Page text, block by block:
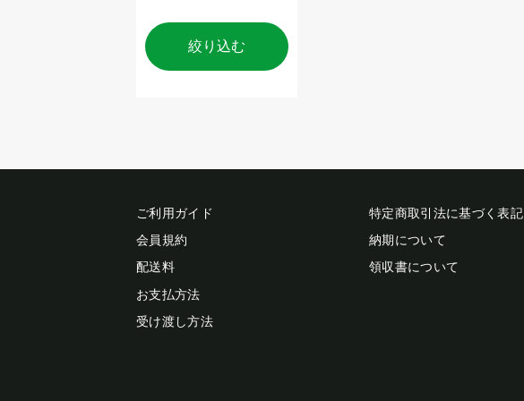
絞り込む
ご利用ガイド
会員規約
配送料
お支払方法
受け渡し方法
特定商取引法に基づく表記
納期について
領収書について